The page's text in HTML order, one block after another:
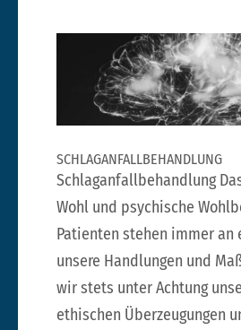
SCHLAGANFALLBEHANDLUNG
Schlaganfallbehandlung
Wohl und psychische
Patienten stehen immer an
unsere Handlungen und
wir stets unter Achtung
ethischen Überzeugungen